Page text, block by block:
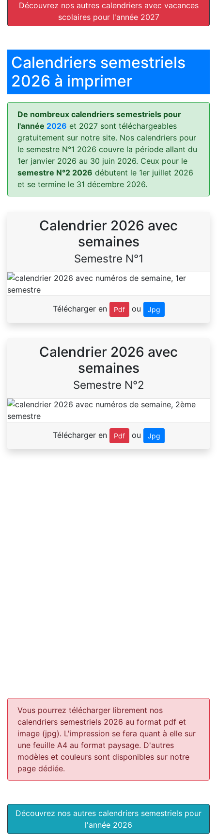
Découvrez nos autres calendriers avec vacances
scolaires pour l'année 2027
Calendriers semestriels
2026 à imprimer
De nombreux calendriers semestriels pour
l'année 2026 et 2027 sont téléchargeables
gratuitement sur notre site. Nos calendriers pour
le semestre N°1 2026 couvre la période allant du
1er janvier 2026 au 30 juin 2026. Ceux pour le
semestre N°2 2026 débutent le 1er juillet 2026
et se termine le 31 décembre 2026.
Calendrier 2026 avec
semaines
Semestre N°1
Télécharger en Pdf ou Jpg
Calendrier 2026 avec
semaines
Semestre N°2
Télécharger en Pdf ou Jpg
Vous pourrez télécharger librement nos
calendriers semestriels 2026 au format pdf et
image (jpg). L'impression se fera quant à elle sur
une feuille A4 au format paysage. D'autres
modèles et couleurs sont disponibles sur notre
page dédiée.
Découvrez nos autres calendriers semestriels pour
l'année 2026